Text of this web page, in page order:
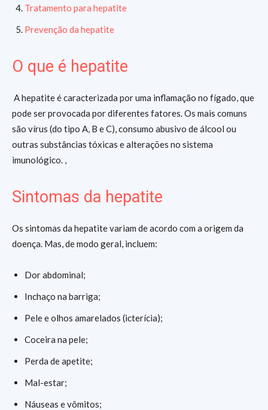
Tratamento para hepatite
Prevenção da hepatite
O que é hepatite
A hepatite é caracterizada por uma inflamação no fígado, que
pode ser provocada por diferentes fatores. Os mais comuns
são vírus (do tipo A, B e C), consumo abusivo de álcool ou
outras substâncias tóxicas e alterações no sistema
imunológico. ,
Sintomas da hepatite
Os sintomas da hepatite variam de acordo com a origem da
doença. Mas, de modo geral, incluem:
Dor abdominal;
Inchaço na barriga;
Pele e olhos amarelados (icterícia);
Coceira na pele;
Perda de apetite;
Mal-estar;
Náuseas e vômitos;